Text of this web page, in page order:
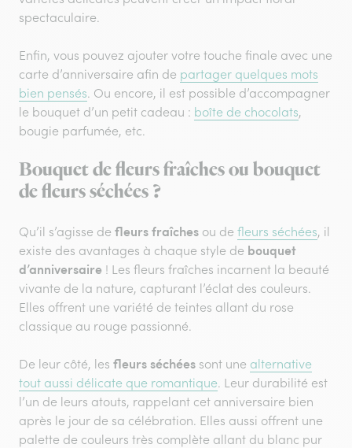
spectaculaire.
Enfin, vous pouvez ajouter votre touche finale avec une
carte d’anniversaire afin de partager quelques mots
bien pensés. Ou encore, il est possible d’accompagner
le bouquet d’un petit cadeau : boîte de chocolats,
bougie parfumée, etc.
Bouquet de fleurs fraîches ou bouquet
de fleurs séchées ?
Qu’il s’agisse de fleurs fraîches ou de fleurs séchées, il
existe des avantages à chaque style de bouquet
d’anniversaire ! Les fleurs fraîches incarnent la beauté
vivante de la nature, capturant l’éclat des couleurs.
Elles offrent une variété de teintes allant du rose
classique au rouge passionné.
De leur côté, les fleurs séchées sont une alternative
tout aussi délicate que romantique. Leur durabilité est
l’un de leurs atouts, rappelant cet anniversaire bien
après le jour de sa célébration. Elles aussi offrent une
palette de couleurs très complète allant du blanc pur